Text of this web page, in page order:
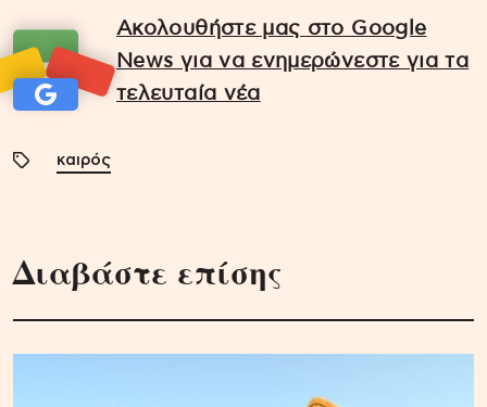
Ακολουθήστε μας στο Google
News για να ενημερώνεστε για τα
τελευταία νέα
καιρός
Διαβάστε επίσης